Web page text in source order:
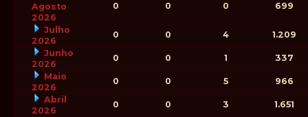
Agosto
2026
0 0 0 699
Julho
2026
0 0 4
1.209
Junho
2026
0 0 1
337
Maio
2026
0 0 5
966
Abril
2026
0 0 3
1.651